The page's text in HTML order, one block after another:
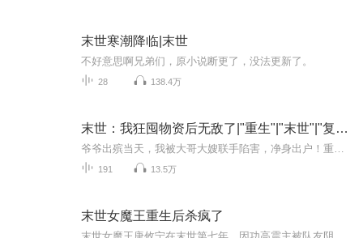
末世寒潮降临|末世
不好意思啊兄弟们，原小说断更了，没法更新了。
28 138.4万
末世：我狂囤物资后无敌了|"重生"|"末世"|"复仇"|末世危机|科幻
191 13.5万
末世女魔王重生后杀疯了